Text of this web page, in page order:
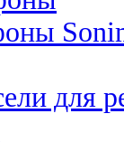
для